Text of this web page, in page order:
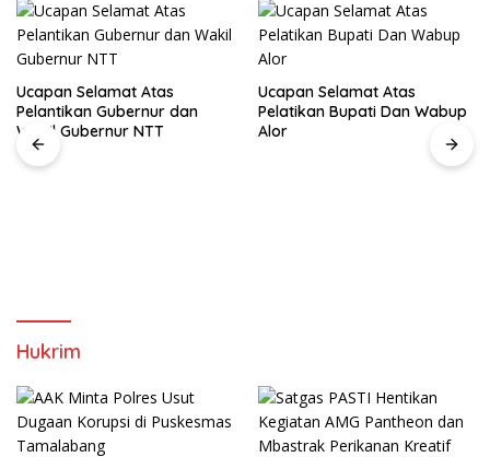
Ucapan Selamat Atas
Pelantikan Gubernur dan
Wakil Gubernur NTT
Ucapan Selamat Atas
Pelatikan Bupati Dan Wabup
Alor
Hukrim